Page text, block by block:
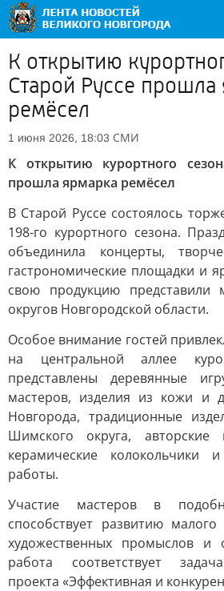
К открытию
Старой Руссе прошла
ремёсел
1 июня 2026, 18:03 СМИ
К открытию курортного
прошла ярмарка ремёсел
В Старой Руссе состоялось
198-го курортного сезона.
объединила концерты,
гастрономические площадки и
свою продукцию представили
округов Новгородской области.
Особое внимание гостей
на центральной аллее
представлены деревянные
мастеров, изделия из кожи и
Новгорода, традиционные
Шимского округа,
керамические колокольчики
работы.
Участие мастеров в
способствует развитию
художественных промыслов и
работа соответствует
проекта «Эффективная и